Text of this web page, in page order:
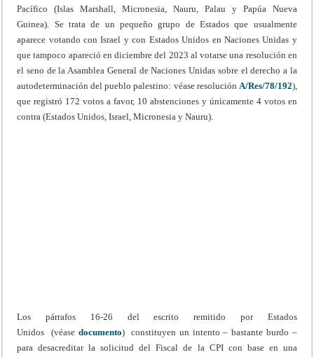
Pacífico (Islas Marshall, Micronesia, Nauru, Palau y Papúa Nueva
Guinea). Se trata de un pequeño grupo de Estados que usualmente
aparece votando con Israel y con Estados Unidos en Naciones Unidas y
que tampoco apareció en diciembre del 2023 al votarse una resolución en
el seno de la Asamblea General de Naciones Unidas sobre el derecho a la
autodeterminación del pueblo palestino: véase resolución A/Res/78/192),
que registró 172 votos a favor, 10 abstenciones y únicamente 4 votos en
contra (Estados Unidos, Israel, Micronesia y Nauru).
Los párrafos 16-26 del escrito remitido por Estados
Unidos (véase documento) constituyen un intento – bastante burdo –
para desacreditar la solicitud del Fiscal de la CPI con base en una